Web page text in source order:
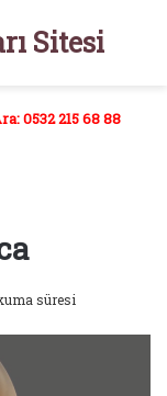
Sitesi
0532 215 68 88
süresi